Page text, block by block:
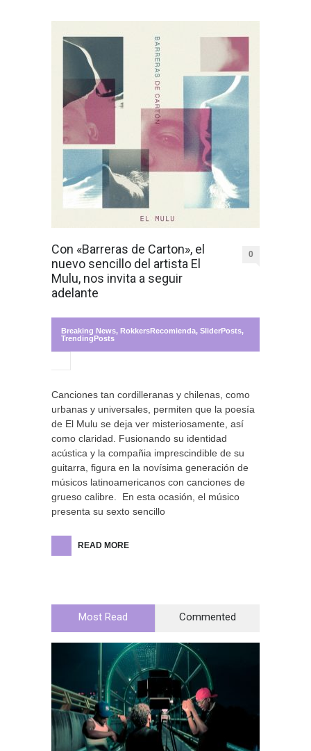
Con «Barreras de Carton», el
nuevo sencillo del artista El
Mulu, nos invita a seguir
adelante
0
Breaking News, RokkersRecomienda, SliderPosts,
TrendingPosts
Canciones tan cordilleranas y chilenas, como
urbanas y universales, permiten que la poesía
de El Mulu se deja ver misteriosamente, así
como claridad. Fusionando su identidad
acústica y la compañia imprescindible de su
guitarra, figura en la novísima generación de
músicos latinoamericanos con canciones de
grueso calibre. En esta ocasión, el músico
presenta su sexto sencillo
READ MORE
Most Read Commented